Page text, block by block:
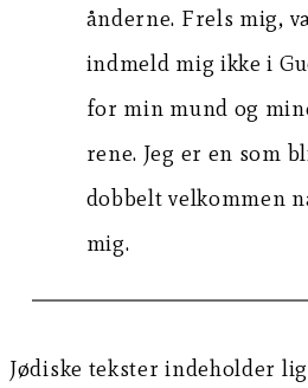
ånderne. Frels mig,
indmeld mig ikke i
for min mund og
rene. Jeg er en som
dobbelt velkommen
mig.
Jødiske tekster indeholder